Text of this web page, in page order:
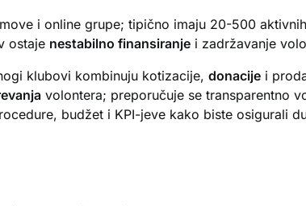
i online grupe; tipično imaju 20-500
ostaje nestabilno finansiranje i zadržavanje
klubovi kombinuju kotizacije, donacije i
volontera; preporučuje se transparentno
budžet i KPI-jeve kako biste osigurali